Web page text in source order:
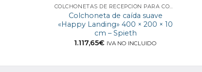
COLCHONETAS DE RECEPCIÓN PARA COMPETICIÓN
Colchoneta de caída suave
«Happy Landing» 400 × 200 × 10
cm – Spieth
1.117,65€ IVA NO INCLUIDO